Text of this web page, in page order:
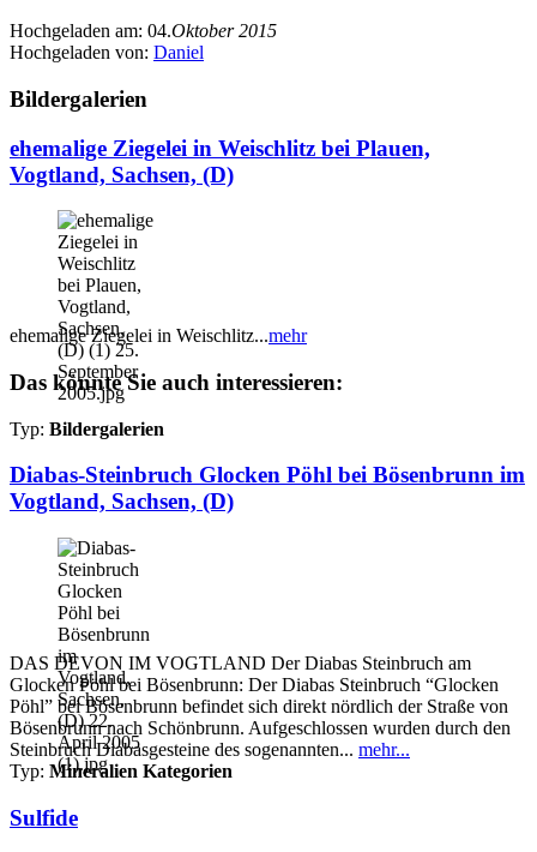
Hochgeladen am: 04.Oktober 2015
Hochgeladen von: Daniel
Bildergalerien
ehemalige Ziegelei in Weischlitz bei Plauen,
Vogtland, Sachsen, (D)
ehemalige Ziegelei in Weischlitz...mehr
Das könnte Sie auch interessieren:
Typ: Bildergalerien
Diabas-Steinbruch Glocken Pöhl bei Bösenbrunn im
Vogtland, Sachsen, (D)
DAS DEVON IM VOGTLAND Der Diabas Steinbruch am
Glocken Pöhl bei Bösenbrunn: Der Diabas Steinbruch “Glocken
Pöhl” bei Bösenbrunn befindet sich direkt nördlich der Straße von
Bösenbrunn nach Schönbrunn. Aufgeschlossen wurden durch den
Steinbruch Diabasgesteine des sogenannten... mehr...
Typ: Mineralien Kategorien
Sulfide